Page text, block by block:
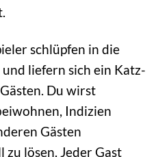
schlüpfen in die
liefern sich ein Katz-
Du wirst
Indizien
Gästen
zu lösen. Jeder Gast